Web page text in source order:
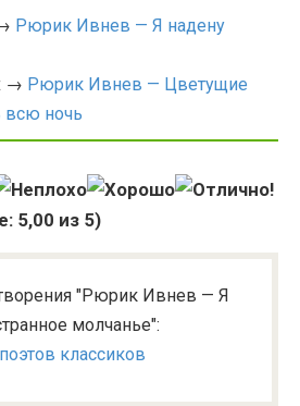
Рюрик Ивнев — Я надену
→ Рюрик Ивнев — Цветущие
всю ночь
5,00 из 5)
"Рюрик Ивнев — Я
молчанье":
классиков